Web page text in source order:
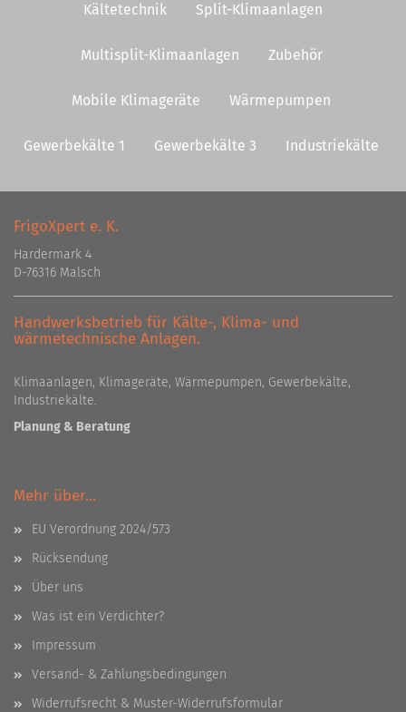
Kältetechnik Split-Klimaanlagen
Multisplit-Klimaanlagen Zubehör
Mobile Klimageräte Wärmepumpen
Gewerbekälte 1 Gewerbekälte 3 Industriekälte
FrigoXpert e. K.
Hardermark 4
D-76316 Malsch
Handwerksbetrieb für Kälte-, Klima- und
wärmetechnische Anlagen.
Klimaanlagen, Klimageräte, Wärmepumpen, Gewerbekälte,
Industriekälte.
Planung & Beratung
Mehr über...
EU Verordnung 2024/573
Rücksendung
Über uns
Was ist ein Verdichter?
Impressum
Versand- & Zahlungsbedingungen
Widerrufsrecht & Muster-Widerrufsformular